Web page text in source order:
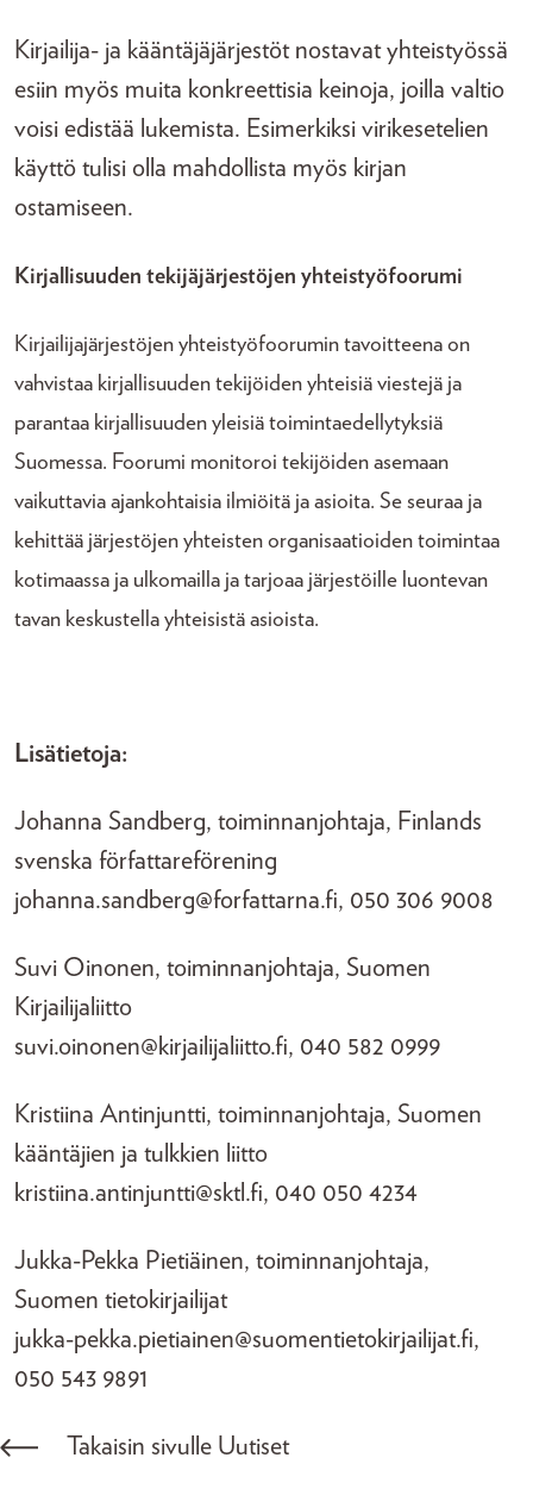
Kirjailija- ja kääntäjäjärjestöt nostavat yhteistyössä
esiin myös muita konkreettisia keinoja, joilla valtio
voisi edistää lukemista. Esimerkiksi virikesetelien
käyttö tulisi olla mahdollista myös kirjan
ostamiseen.
Kirjallisuuden tekijäjärjestöjen yhteistyöfoorumi
Kirjailijajärjestöjen yhteistyöfoorumin tavoitteena on
vahvistaa kirjallisuuden tekijöiden yhteisiä viestejä ja
parantaa kirjallisuuden yleisiä toimintaedellytyksiä
Suomessa. Foorumi monitoroi tekijöiden asemaan
vaikuttavia ajankohtaisia ilmiöitä ja asioita. Se seuraa ja
kehittää järjestöjen yhteisten organisaatioiden toimintaa
kotimaassa ja ulkomailla ja tarjoaa järjestöille luontevan
tavan keskustella yhteisistä asioista.
Lisätietoja:
Johanna Sandberg, toiminnanjohtaja, Finlands
svenska författareförening
johanna.sandberg@forfattarna.fi, 050 306 9008
Suvi Oinonen, toiminnanjohtaja, Suomen
Kirjailijaliitto
suvi.oinonen@kirjailijaliitto.fi, 040 582 0999
Kristiina Antinjuntti, toiminnanjohtaja, Suomen
kääntäjien ja tulkkien liitto
kristiina.antinjuntti@sktl.fi, 040 050 4234
Jukka-Pekka Pietiäinen, toiminnanjohtaja,
Suomen tietokirjailijat
jukka-pekka.pietiainen@suomentietokirjailijat.fi,
050 543 9891
Takaisin sivulle Uutiset